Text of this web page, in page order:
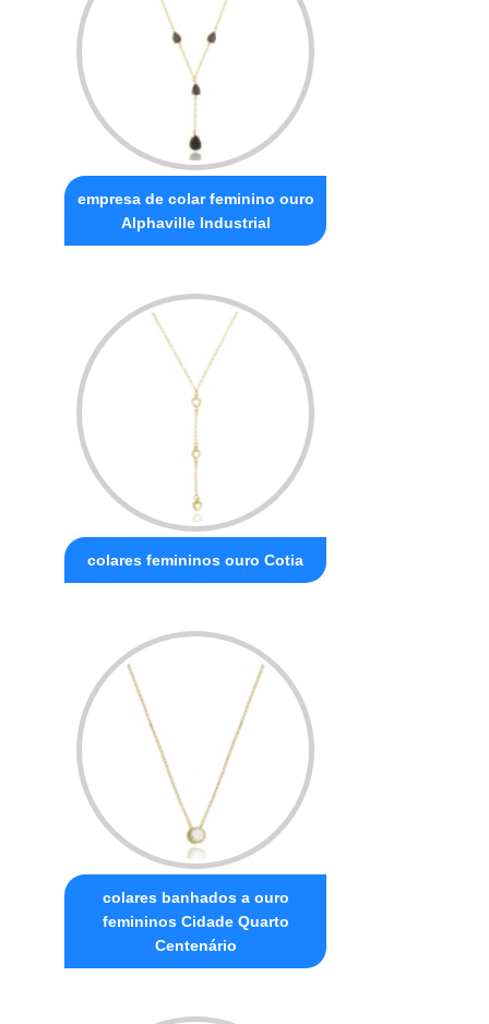
empresa de colar feminino ouro
Alphaville Industrial
colares femininos ouro Cotia
colares banhados a ouro
femininos Cidade Quarto
Centenário